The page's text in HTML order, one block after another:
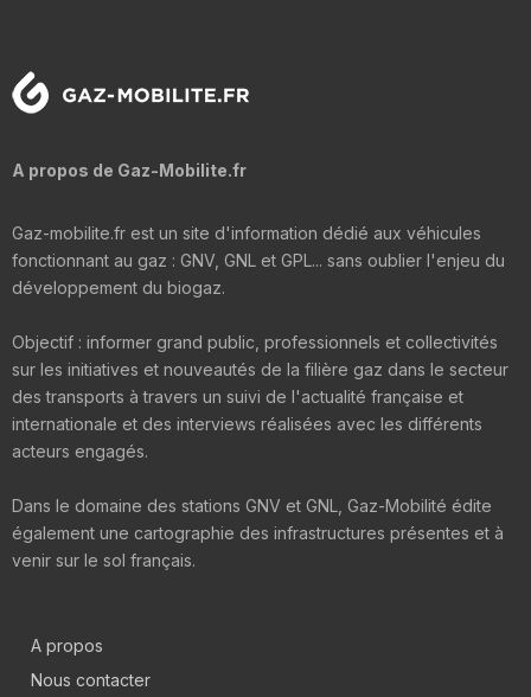
A propos de Gaz-Mobilite.fr
Gaz-mobilite.fr est un site d'information dédié aux véhicules
fonctionnant au gaz : GNV, GNL et GPL... sans oublier l'enjeu du
développement du biogaz.
Objectif : informer grand public, professionnels et collectivités
sur les initiatives et nouveautés de la filière gaz dans le secteur
des transports à travers un suivi de l'actualité française et
internationale et des interviews réalisées avec les différents
acteurs engagés.
Dans le domaine des stations GNV et GNL, Gaz-Mobilité édite
également une cartographie des infrastructures présentes et à
venir sur le sol français.
A propos
Nous contacter